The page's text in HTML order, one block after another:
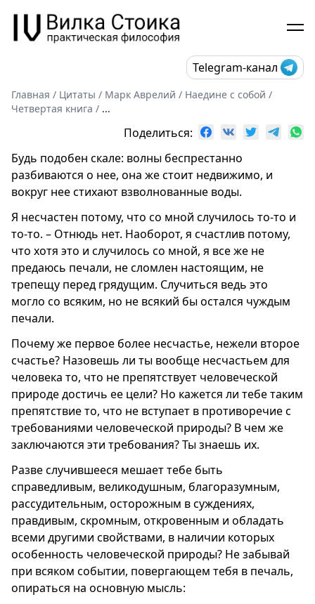
Telegram-канал
Главная / Цитаты / Марк Аврелий / Наедине с собой /
Четвертая книга / ...
Поделиться:
Будь подобен скале: волны беспрестанно
разбиваются о нее, она же стоит недвижимо, и
вокруг нее стихают взволнованные воды.
Я несчастен потому, что со мной случилось то-то и
то-то. – Отнюдь нет. Наоборот, я счастлив потому,
что хотя это и случилось со мной, я все же не
предаюсь печали, не сломлен настоящим, не
трепещу перед грядущим. Случиться ведь это
могло со всяким, но не всякий бы остался чуждым
печали.
Почему же первое более несчастье, нежели второе
счастье? Назовешь ли ты вообще несчастьем для
человека то, что не препятствует человеческой
природе достичь ее цели? Но кажется ли тебе таким
препятствие то, что не вступает в противоречие с
требованиями человеческой природы? В чем же
заключаются эти требования? Ты знаешь их.
Разве случившееся мешает тебе быть
справедливым, великодушным, благоразумным,
рассудительным, осторожным в суждениях,
правдивым, скромным, откровенным и обладать
всеми другими свойствами, в наличии которых
особенность человеческой природы? Не забывай
при всяком событии, повергающем тебя в печаль,
опираться на основную мысль: